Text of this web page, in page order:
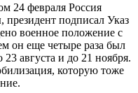
24 февраля Россия
подписал Указ
военное положение с
он еще четыре раза был
августа и до 21 ноября.
которую тоже